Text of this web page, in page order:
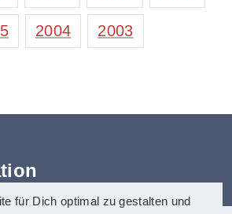
2004 2003
für Dich optimal zu gestalten und